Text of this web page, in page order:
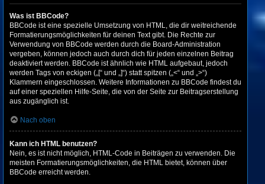
Was ist BBCode?
BBCode ist eine spezielle Umsetzung von HTML, die dir weitreichende
Formatierungsmöglichkeiten für deinen Text gibt. Die Rechte zur
Verwendung von BBCode werden durch die Board-Administration
vergeben, können jedoch auch durch dich für jeden einzelnen Beitrag
deaktiviert werden. BBCode ist ähnlich wie HTML aufgebaut, jedoch
werden Tags von eckigen („[“ und „]“) statt spitzen („<“ und „>“)
Klammern eingeschlossen. Weitere Informationen zu BBCode findest du
auf einer speziellen Hilfe-Seite, die von der Seite zur Beitragserstellung
aus zugänglich ist.
Nach oben
Kann ich HTML benutzen?
Nein, es ist nicht möglich, HTML-Code in Beiträgen zu verwenden. Die
meisten Formatierungsmöglichkeiten, die HTML bietet, können über
BBCode erreicht werden.